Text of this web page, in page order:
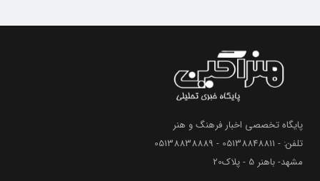
پایگاه تخصصی اخبار فرهنگ و هنر
تلفن: - 05138848811 - 05138838889
مشهد- باهنر 5 - پلاک20